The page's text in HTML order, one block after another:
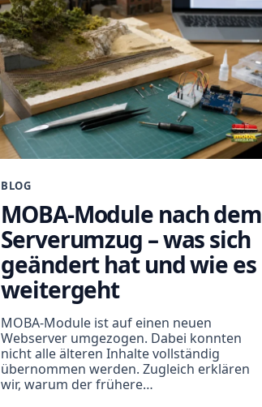
BLOG
MOBA-Module nach dem
Serverumzug – was sich
geändert hat und wie es
weitergeht
MOBA-Module ist auf einen neuen
Webserver umgezogen. Dabei konnten
nicht alle älteren Inhalte vollständig
übernommen werden. Zugleich erklären
wir, warum der frühere…